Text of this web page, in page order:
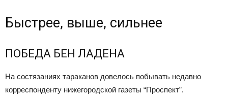
Быстрее, выше, сильнее
ПОБЕДА БЕН ЛАДЕНА
На состязаниях тараканов довелось побывать недавно
корреспонденту нижегородской газеты “Проспект”.